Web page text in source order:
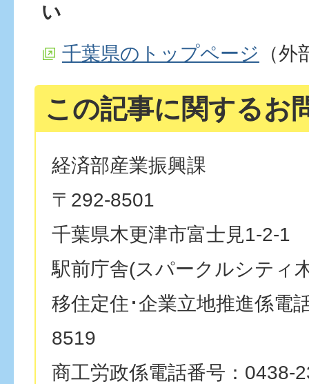
い
千葉県のトップページ （
この記事に関するお
経済部産業振興課
〒292-8501
千葉県木更津市富士見1-2-1
駅前庁舎(スパークルシティ
移住定住･企業立地推進係電
8519
商工労政係電話番号：0438-